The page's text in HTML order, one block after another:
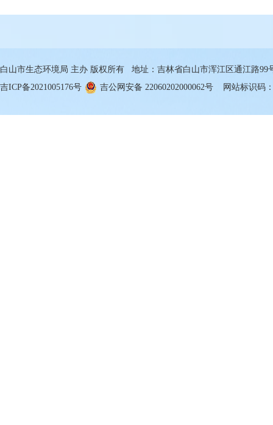
白山市生态环境局 主办 版权所有 地址：吉林省白山市浑江区通江路99
吉ICP备2021005176号
吉公网安备 22060202000062号 网站标识码